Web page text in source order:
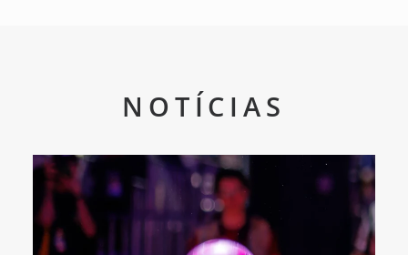
NOTÍCIAS